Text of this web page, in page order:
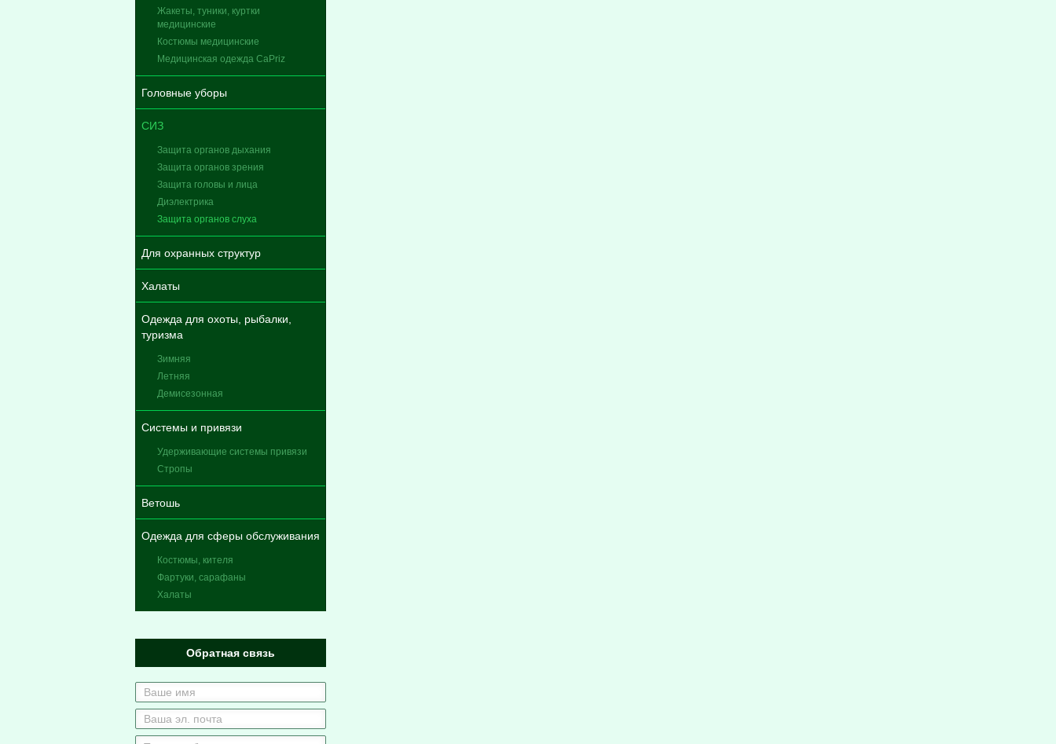
Жакеты, туники, куртки
медицинские
Костюмы медицинские
Медицинская одежда CaPriz
Головные уборы
СИЗ
Защита органов дыхания
Защита органов зрения
Защита головы и лица
Диэлектрика
Защита органов слуха
Для охранных структур
Халаты
Одежда для охоты, рыбалки,
туризма
Зимняя
Летняя
Демисезонная
Системы и привязи
Удерживающие системы привязи
Стропы
Ветошь
Одежда для сферы обслуживания
Костюмы, кителя
Фартуки, сарафаны
Халаты
Обратная связь